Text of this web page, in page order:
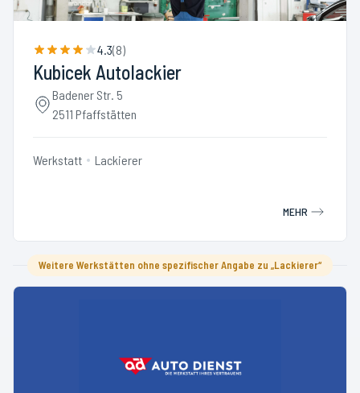
4.3(8)
Kubicek Autolackier
Badener Str. 5
2511 Pfaffstätten
Werkstatt Lackierer
MEHR
Weitere Werkstätten ohne spezifischer Angabe zu „Lackierer“